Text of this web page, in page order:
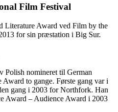
Film Festival
Literature Award ved Film by the
for sin præstation i Big Sur.
Polish nomineret til German
to gange. Første gang var i
gang i 2003 for Northfork. Han
Award – Audience Award i 2003